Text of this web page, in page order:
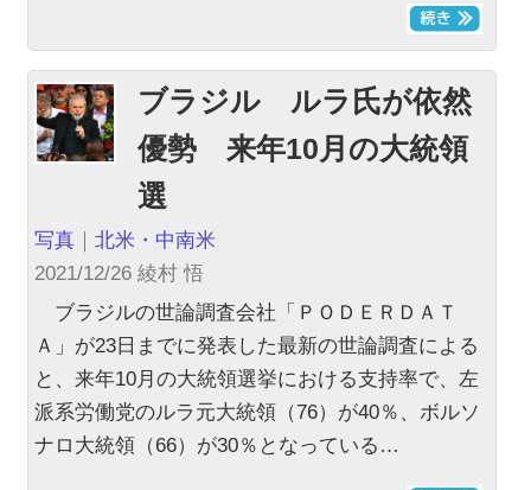
ブラジル ルラ氏が依然
優勢 来年10月の大統領
選
写真 ｜北米・中南米
2021/12/26 綾村 悟
ブラジルの世論調査会社「ＰＯＤＥＲＤＡＴ
Ａ」が23日までに発表した最新の世論調査による
と、来年10月の大統領選挙における支持率で、左
派系労働党のルラ元大統領（76）が40％、ボルソ
ナロ大統領（66）が30％となっている…